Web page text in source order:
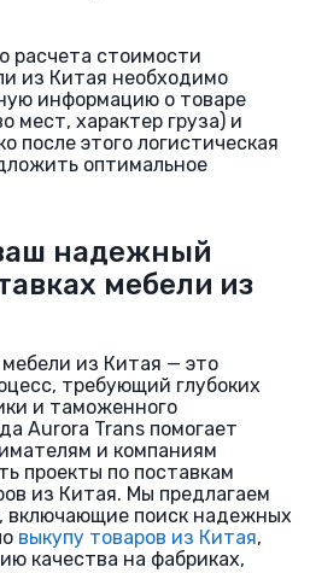
расчета стоимости
из Китая необходимо
информацию о товаре
мест, характер груза) и
после этого логистическая
оптимальное
надежный
мебели из
из Китая — это
требующий глубоких
и таможенного
Aurora Trans помогает
и компаниям
проекты по поставкам
из Китая. Мы предлагаем
включающие поиск надежных
выкупу товаров из Китая,
качества на фабриках,